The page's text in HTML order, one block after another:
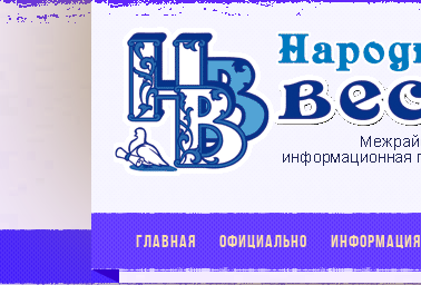
ГЛАВНАЯ ОФИЦИАЛЬНО ИНФОРМАЦИЯ